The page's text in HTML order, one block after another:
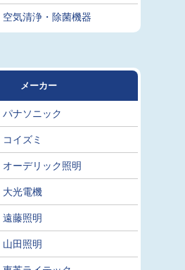
空気清浄・除菌機器
メーカー
パナソニック
コイズミ
オーデリック照明
大光電機
遠藤照明
山田照明